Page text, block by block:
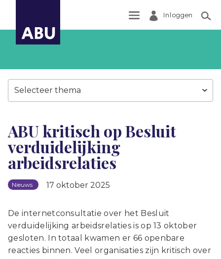
Inloggen
Selecteer thema
ABU kritisch op Besluit
verduidelijking
arbeidsrelaties
Nieuws 17 oktober 2025
De internetconsultatie over het Besluit
verduidelijking arbeidsrelaties is op 13 oktober
gesloten. In totaal kwamen er 66 openbare
reacties binnen. Veel organisaties zijn kritisch over